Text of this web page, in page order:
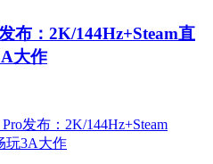
布：2K/144Hz+Steam直
大作